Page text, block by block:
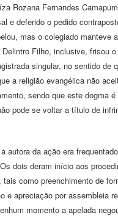
Rozana Fernandes
e deferido o pedido
mas o colegiado manteve
Filho, inclusive, frisou o
singular, no sentido de
a religião evangélica não
sendo que este dogma é
pode se voltar a título de
autora da ação era
dois deram início aos
como preenchimento de
e apreciação por assembleia
momento a apelada